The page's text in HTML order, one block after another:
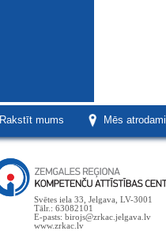
Rakstīt mums Mēs
Svētes iela 33, Jelgava, LV-3001
Tālr.: 63082101
E-pasts: birojs@zrkac.jelgava.lv
www.zrkac.lv